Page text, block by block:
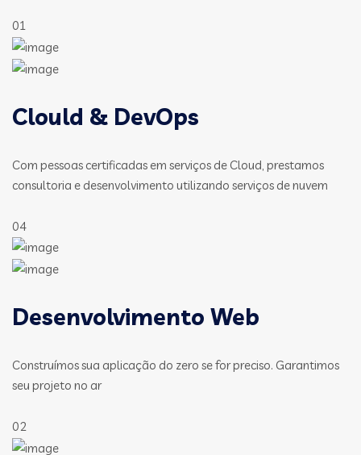
01
Clould & DevOps
Com pessoas certificadas em serviços de Cloud, prestamos
consultoria e desenvolvimento utilizando serviços de nuvem
04
Desenvolvimento Web
Construímos sua aplicação do zero se for preciso. Garantimos
seu projeto no ar
02